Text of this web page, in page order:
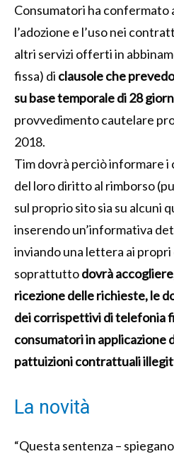
Consumatori ha confermato
l’adozione e l’uso nei
altri servizi offerti in
fissa) di clausole che
su base temporale di 28
provvedimento cautelare
2018.
Tim dovrà perciò informare
del loro diritto al rimborso
sul proprio sito sia su alcuni
inserendo un’informativa
inviando una lettera ai propri
soprattuttodovrà
ricezione delle richieste, le
dei corrispettivi di telefonia
consumatori in applicazione
pattuizioni contrattuali
La novità
“Questa sentenza –